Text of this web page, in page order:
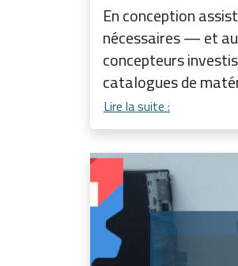
En conception
nécessaires — et
concepteurs
catalogues de
Lire la suite :